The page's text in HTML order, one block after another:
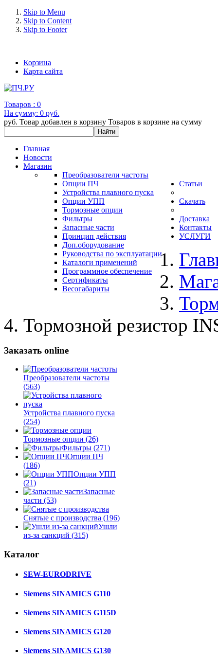
Skip to Menu
Skip to Content
Skip to Footer
Корзина
Карта сайта
Товаров : 0
На сумму: 0 руб.
руб. Товар добавлен в корзину Товаров в корзине на сумму
Главная
Новости
Магазин
Преобразователи частоты
Опции ПЧ
Устройства плавного пуска
Опции УПП
Тормозные опции
Фильтры
Запасные части
Статьи
Принцип действия
Доп.оборудование
Скачать
Руководства по эксплуатации
Каталоги применений
Программное обеспечение
Сертификаты
Весогабариты
Доставка
Контакты
УСЛУГИ
Тормозной резистор
Заказать online
Преобразователи частоты
(563)
Устройства плавного пуска
(254)
Тормозные опции (26)
Фильтры (271)
Опции ПЧ
(186)
Опции УПП
(21)
Запасные
части (53)
Снятые с производства (196)
Ушли
из-за санкций (315)
Каталог
SEW-EURODRIVE
Siemens SINAMICS G110
Siemens SINAMICS G115D
Siemens SINAMICS G120
Siemens SINAMICS G130